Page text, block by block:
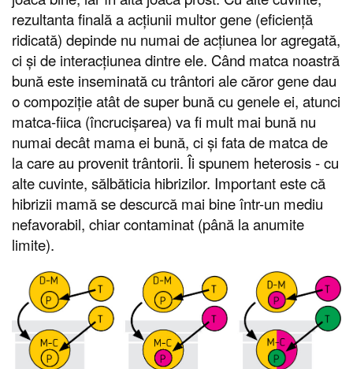
rezultanta finală a acțiunii multor gene (eficiență
ridicată) depinde nu numai de acțiunea lor agregată,
ci și de interacțiunea dintre ele. Când matca noastră
bună este inseminată cu trântori ale căror gene dau
o compoziție atât de super bună cu genele ei, atunci
matca-fiica (încrucișarea) va fi mult mai bună nu
numai decât mama ei bună, ci și fata de matca de
la care au provenit trântorii. Îi spunem heterosis - cu
alte cuvinte, sălbăticia hibrizilor. Important este că
hibrizii mamă se descurcă mai bine într-un mediu
nefavorabil, chiar contaminat (până la anumite
limite).